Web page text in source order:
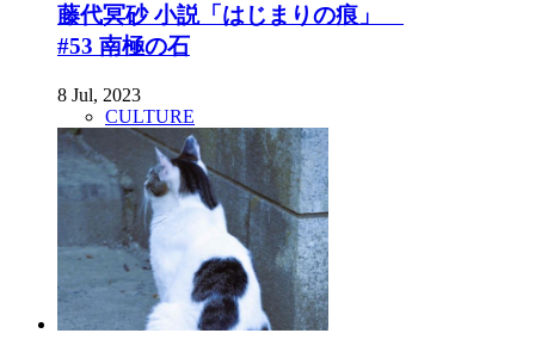
藤代冥砂 小説「はじまりの痕」
#53 南極の石
8 Jul, 2023
CULTURE